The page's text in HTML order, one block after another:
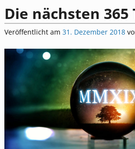
Die nächsten 365
Veröffentlicht am 31. Dezember 2018